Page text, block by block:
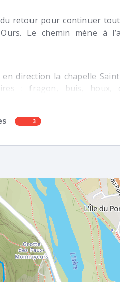
du retour pour continuer
Le chemin mène à
3
direction la chapelle
: fragon, buis, houx,